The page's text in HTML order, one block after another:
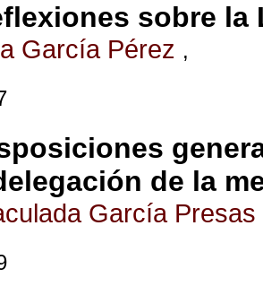
sobre la
García Pérez ,
de la
García Presas